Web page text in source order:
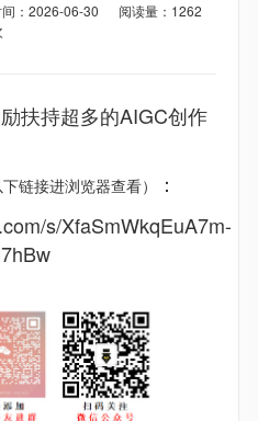
：2026-06-30
阅读量：1262
扶持超多的AIGC创作
下链接进浏览器查看） ：
s/XfaSmWkqEuA7m-